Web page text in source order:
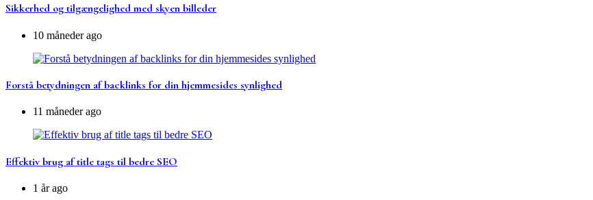
Sikkerhed og tilgængelighed med skyen billeder
10 måneder ago
Forstå betydningen af backlinks for din hjemmesides synlighed
11 måneder ago
Effektiv brug af title tags til bedre SEO
1 år ago